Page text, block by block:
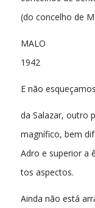
(do concelho de
MALO
1942
E não
da Salazar, outro
magnífico, bem
Adro e superior a
tos aspectos.
Ainda não está